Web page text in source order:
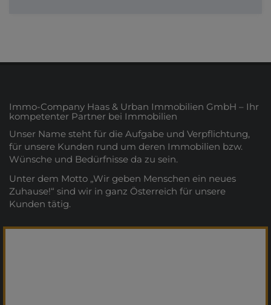
Immo-Company Haas & Urban Immobilien GmbH – Ihr
kompetenter Partner bei Immobilien
Unser Name steht für die Aufgabe und Verpflichtung,
für unsere Kunden rund um deren Immobilien bzw.
Wünsche und Bedürfnisse da zu sein.
Unter dem Motto „Wir geben Menschen ein neues
Zuhause!“ sind wir in ganz Österreich für unsere
Kunden tätig.